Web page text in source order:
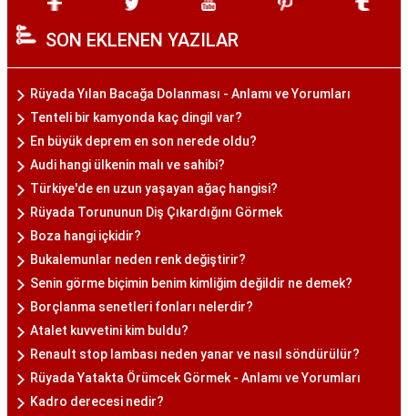
SON EKLENEN YAZILAR
Rüyada Yılan Bacağa Dolanması - Anlamı ve Yorumları
Tenteli bir kamyonda kaç dingil var?
En büyük deprem en son nerede oldu?
Audi hangi ülkenin malı ve sahibi?
Türkiye'de en uzun yaşayan ağaç hangisi?
Rüyada Torununun Diş Çıkardığını Görmek
Boza hangi içkidir?
Bukalemunlar neden renk değiştirir?
Senin görme biçimin benim kimliğim değildir ne demek?
Borçlanma senetleri fonları nelerdir?
Atalet kuvvetini kim buldu?
Renault stop lambası neden yanar ve nasıl söndürülür?
Rüyada Yatakta Örümcek Görmek - Anlamı ve Yorumları
Kadro derecesi nedir?